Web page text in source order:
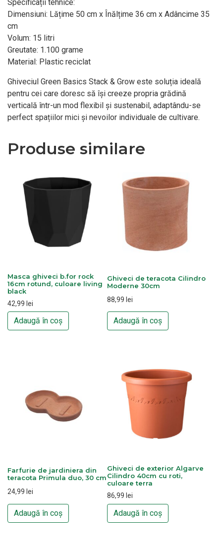
Specificații tehnice:
Dimensiuni: Lățime 50 cm x Înălțime 36 cm x Adâncime 35
cm
Volum: 15 litri
Greutate: 1.100 grame
Material: Plastic reciclat
Ghiveciul Green Basics Stack & Grow este soluția ideală
pentru cei care doresc să își creeze propria grădină
verticală într-un mod flexibil și sustenabil, adaptându-se
perfect spațiilor mici și nevoilor individuale de cultivare.
Produse similare
Masca ghiveci b.for rock
16cm rotund, culoare living
black
42,99 lei
Adaugă în coș
Ghiveci de teracota Cilindro
Moderne 30cm
88,99 lei
Adaugă în coș
Farfurie de jardiniera din
teracota Primula duo, 30 cm
24,99 lei
Adaugă în coș
Ghiveci de exterior Algarve
Cilindro 40cm cu roti,
culoare terra
86,99 lei
Adaugă în coș